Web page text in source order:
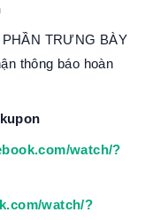
TRƯNG BÀY
thông báo hoàn
watch/?
watch/?